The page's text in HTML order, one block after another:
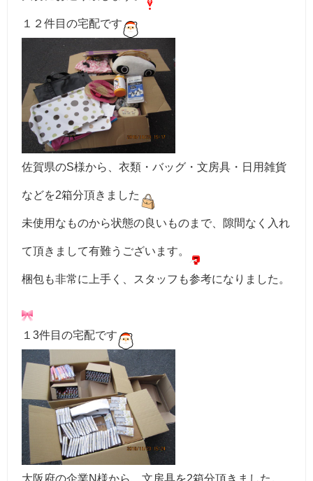
１２件目の宅配です
佐賀県のS様から、衣類・バッグ・文房具・日用雑貨
などを2箱分頂きました
未使用なものから状態の良いものまで、隙間なく入れ
て頂きまして有難うございます。
梱包も非常に上手く、スタッフも参考になりました。
１3件目の宅配です
大阪府の企業N様から、文房具を2箱分頂きました。